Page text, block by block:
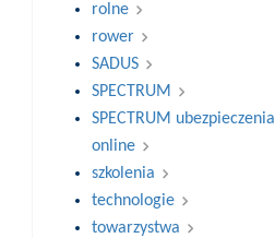
rolne
rower
SADUS
SPECTRUM
SPECTRUM ubezpieczenia
online
szkolenia
technologie
towarzystwa